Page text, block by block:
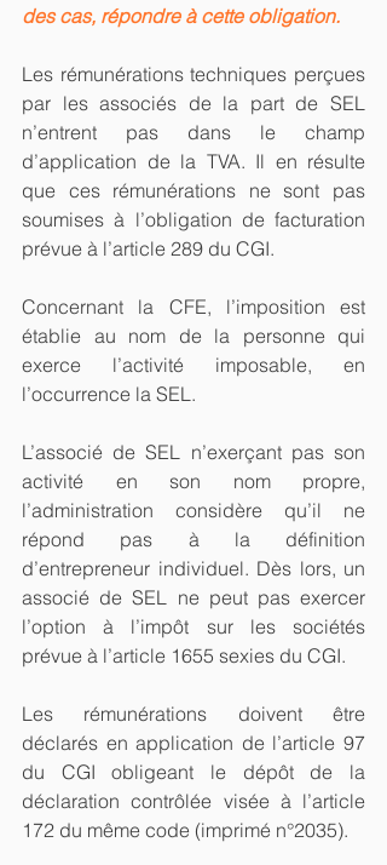
des cas, répondre à cette obligation.
Les rémunérations techniques perçues
par les associés de la part de SEL
n’entrent pas dans le champ
d’application de la TVA. Il en résulte
que ces rémunérations ne sont pas
soumises à l’obligation de facturation
prévue à l’article 289 du CGI.
Concernant la CFE, l’imposition est
établie au nom de la personne qui
exerce l’activité imposable, en
l’occurrence la SEL.
L’associé de SEL n’exerçant pas son
activité en son nom propre,
l’administration considère qu’il ne
répond pas à la définition
d’entrepreneur individuel. Dès lors, un
associé de SEL ne peut pas exercer
l’option à l’impôt sur les sociétés
prévue à l’article 1655 sexies du CGI.
Les rémunérations doivent être
déclarés en application de l’article 97
du CGI obligeant le dépôt de la
déclaration contrôlée visée à l’article
172 du même code (imprimé n°2035).